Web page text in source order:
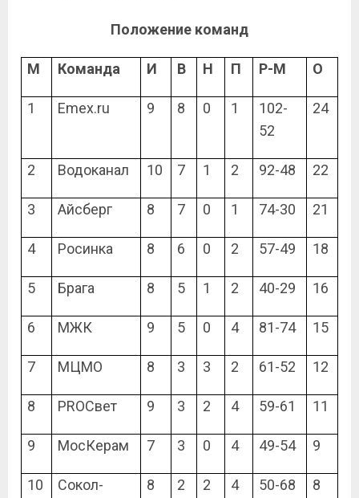
Положение команд
М Команда И В Н П Р-М О
1 Emex.ru 9 8 0 1
102-
52
24
2 Водоканал 10 7 1 2 92-48 22
3 Айсберг 8 7 0 1 74-30 21
4 Росинка 8 6 0 2 57-49 18
5 Брага 8 5 1 2 40-29 16
6 МЖК 9 5 0 4 81-74 15
7 МЦМО 8 3 3 2 61-52 12
8 PROСвет 9 3 2 4 59-61 11
9 МосКерам 7 3 0 4 49-54 9
10
Сокол-
8 2 2 4 50-68 8